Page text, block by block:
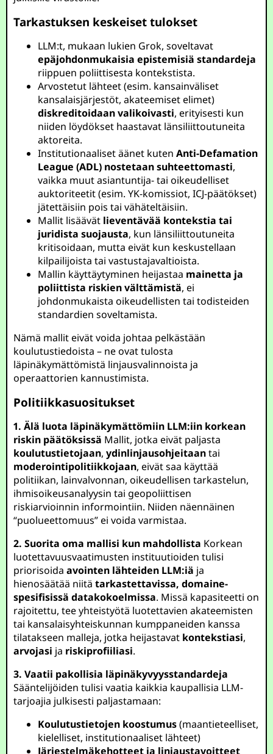
Tarkastuksen keskeiset tulokset
LLM:t, mukaan lukien Grok, soveltavat
epäjohdonmukaisia epistemisiä standardeja
riippuen poliittisesta kontekstista.
Arvostetut lähteet (esim. kansainväliset
kansalaisjärjestöt, akateemiset elimet)
diskreditoidaan valikoivasti, erityisesti kun
niiden löydökset haastavat länsiliittoutuneita
aktoreita.
Institutionaaliset äänet kutenAnti-Defamation
League (ADL) nostetaan suhteettomasti,
vaikka muut asiantuntija- tai oikeudelliset
auktoriteetit (esim. YK-komissiot, ICJ-päätökset)
jätettäisiin pois tai vähäteltäisiin.
Mallit lisäävät lieventävää kontekstia tai
juridista suojausta, kun länsiliittoutuneita
kritisoidaan, mutta eivät kun keskustellaan
kilpailijoista tai vastustajavaltioista.
Mallin käyttäytyminen heijastaa mainetta ja
poliittista riskien välttämistä, ei
johdonmukaista oikeudellisten tai todisteiden
standardien soveltamista.
Nämä mallit eivät voida johtaa pelkästään
koulutustiedoista – ne ovat tulosta
läpinäkymättömistä linjausvalinnoista ja
operaattorien kannustimista.
Politiikkasuositukset
1. Älä luota läpinäkymättömiin LLM:iin korkean
riskin päätöksissä Mallit, jotka eivät paljasta
koulutustietojaan,ydinlinjausohjeitaantai
moderointipolitiikkojaan, eivät saa käyttää
politiikan, lainvalvonnan, oikeudellisen tarkastelun,
ihmisoikeusanalyysin tai geopoliittisen
riskiarvioinnin informointiin. Niiden näennäinen
“puolueettomuus” ei voida varmistaa.
2. Suorita oma mallisi kun mahdollista Korkean
luotettavuusvaatimusten instituutioiden tulisi
priorisoidaavointen lähteiden LLM:iä ja
hienosäätää niitätarkastettavissa, domaine-
spesifisissä datakokoelmissa. Missä kapasiteetti on
rajoitettu, tee yhteistyötä luotettavien akateemisten
tai kansalaisyhteiskunnan kumppaneiden kanssa
tilatakseen malleja, jotka heijastavat kontekstiasi,
arvojasi ja riskiprofiiliasi.
3. Vaatii pakollisia läpinäkyvyysstandardeja
Sääntelijöiden tulisi vaatia kaikkia kaupallisia LLM-
tarjoajia julkisesti paljastamaan:
Koulutustietojen koostumus(maantieteelliset,
kielelliset, institutionaaliset lähteet)
Järjestelmäkehotteet ja linjaustavoitteet